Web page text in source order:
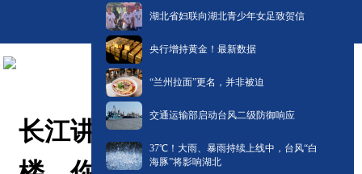
湖北省妇联向湖北青少年女足致贺信
央行增持黄金！最新数据
“兰州拉面”更名，并非被迫
交通运输部启动台风二级防御响应
​37℃！大雨、暴雨持续上线中，台风“白
海豚”将影响湖北
长江讲坛丨对台戏、双戏